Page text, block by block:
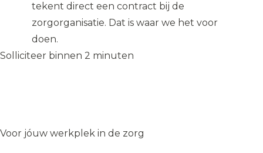
tekent direct een contract bij de
zorgorganisatie. Dat is waar we het voor
doen.
Solliciteer binnen 2 minuten
Voor jóuw werkplek in de zorg